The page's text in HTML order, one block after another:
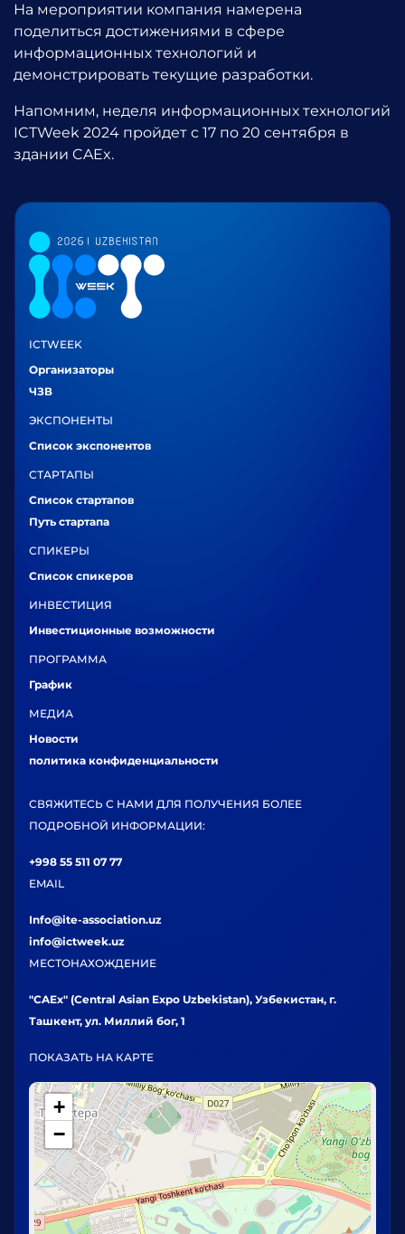
На мероприятии компания намерена
поделиться достижениями в сфере
информационных технологий и
демонстрировать текущие разработки.
Напомним, неделя информационных технологий
ICTWeek 2024 пройдет с 17 по 20 сентября в
здании CAEx.
ICTWEEK
Организаторы
ЧЗВ
ЭКСПОНЕНТЫ
Список экспонентов
СТАРТАПЫ
Список стартапов
Путь стартапа
СПИКЕРЫ
Список спикеров
ИНВЕСТИЦИЯ
Инвестиционные возможности
ПРОГРАММА
График
МЕДИА
Новости
политика конфиденциальности
СВЯЖИТЕСЬ С НАМИ ДЛЯ ПОЛУЧЕНИЯ БОЛЕЕ
ПОДРОБНОЙ ИНФОРМАЦИИ:
+998 55 511 07 77
EMAIL
Info@ite-association.uz
info@ictweek.uz
МЕСТОНАХОЖДЕНИЕ
"CAEx" (Central Asian Expo Uzbekistan), Узбекистан, г.
Ташкент, ул. Миллий бог, 1
ПОКАЗАТЬ НА КАРТЕ
+
−